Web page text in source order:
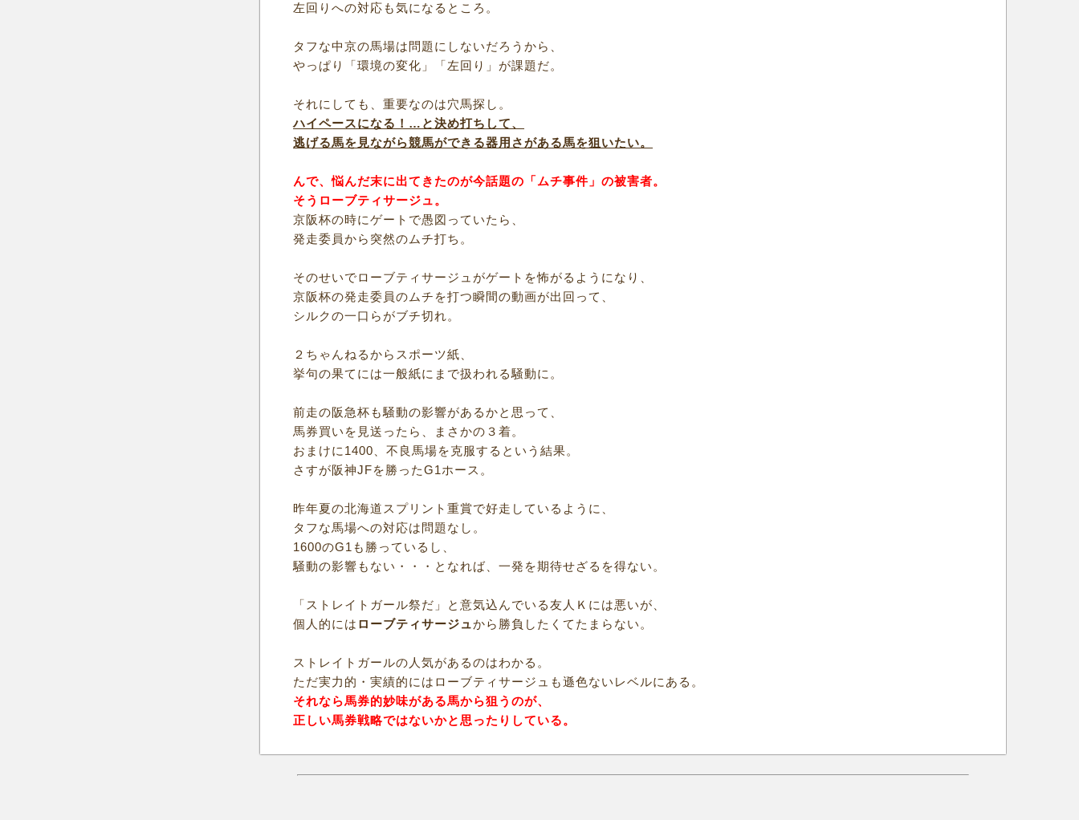
左回りへの対応も気になるところ。
タフな中京の馬場は問題にしないだろうから、
やっぱり「環境の変化」「左回り」が課題だ。
それにしても、重要なのは穴馬探し。
ハイペースになる！…と決め打ちして、
逃げる馬を見ながら競馬ができる器用さがある馬を狙いたい。
んで、悩んだ末に出てきたのが今話題の「ムチ事件」の被害者。
そうローブティサージュ。
京阪杯の時にゲートで愚図っていたら、
発走委員から突然のムチ打ち。
そのせいでローブティサージュがゲートを怖がるようになり、
京阪杯の発走委員のムチを打つ瞬間の動画が出回って、
シルクの一口らがブチ切れ。
２ちゃんねるからスポーツ紙、
挙句の果てには一般紙にまで扱われる騒動に。
前走の阪急杯も騒動の影響があるかと思って、
馬券買いを見送ったら、まさかの３着。
おまけに1400、不良馬場を克服するという結果。
さすが阪神JFを勝ったG1ホース。
昨年夏の北海道スプリント重賞で好走しているように、
タフな馬場への対応は問題なし。
1600のG1も勝っているし、
騒動の影響もない・・・となれば、一発を期待せざるを得ない。
「ストレイトガール祭だ」と意気込んでいる友人Ｋには悪いが、
個人的には ローブティサージュから勝負したくてたまらない。
ストレイトガールの人気があるのはわかる。
ただ実力的・実績的にはローブティサージュも遜色ないレベルにある。
それなら馬券的妙味がある馬から狙うのが、
正しい馬券戦略ではないかと思ったりしている。